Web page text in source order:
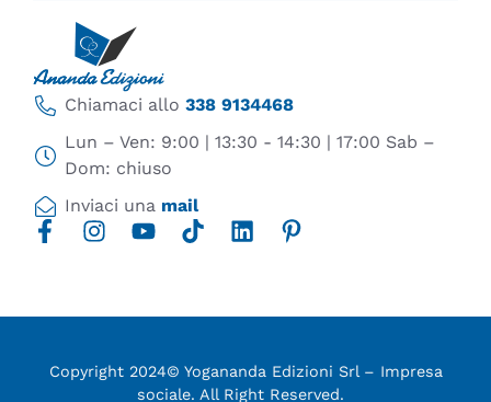
Chiamaci allo 338 9134468
Lun – Ven: 9:00 | 13:30 - 14:30 | 17:00 Sab –
Dom: chiuso
Inviaci una mail
Copyright 2024© Yogananda Edizioni Srl – Impresa
sociale. All Right Reserved.